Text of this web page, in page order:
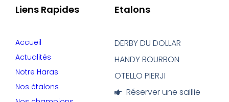
Etalons
DERBY DU DOLLAR
HANDY BOURBON
OTELLO PIERJI
Réserver une saillie
Liens Rapides
Accueil
Actualités
Notre Haras
Nos étalons